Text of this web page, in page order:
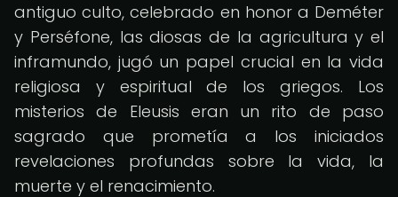
antiguo culto, celebrado en honor a Deméter
y Perséfone, las diosas de la agricultura y el
inframundo, jugó un papel crucial en la vida
religiosa y espiritual de los griegos. Los
misterios de Eleusis eran un rito de paso
sagrado que prometía a los iniciados
revelaciones profundas sobre la vida, la
muerte y el renacimiento.